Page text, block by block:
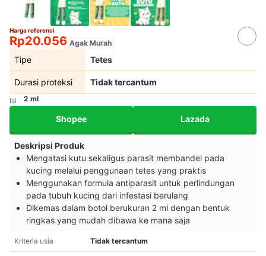
Harga referensi
Rp20.056 Agak Murah
Tipe Tetes
Durasi proteksi Tidak tercantum
Isi 2 ml
Shopee Lazada
Deskripsi Produk
Mengatasi kutu sekaligus parasit membandel pada
kucing melalui penggunaan tetes yang praktis
Menggunakan formula antiparasit untuk perlindungan
pada tubuh kucing dari infestasi berulang
Dikemas dalam botol berukuran 2 ml dengan bentuk
ringkas yang mudah dibawa ke mana saja
Kriteria usia Tidak tercantum